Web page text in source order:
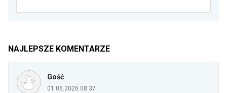
NAJLEPSZE KOMENTARZE
Gość
01.06.2026 08:37